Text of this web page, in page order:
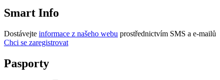
Smart Info
Dostávejte informace z našeho webu prostřednictvím SMS a e-mailů
Chci se zaregistrovat
Pasporty